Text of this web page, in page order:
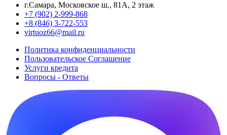
г.Самара, Московское ш., 81А, 2 этаж
+7 (902) 2-999-868
+8 (846) 3-722-553
virtuoz66@mail.ru
Политика конфиденциальности
Пользовательское Cоглашение
Услуги кредита
Вопросы - Ответы